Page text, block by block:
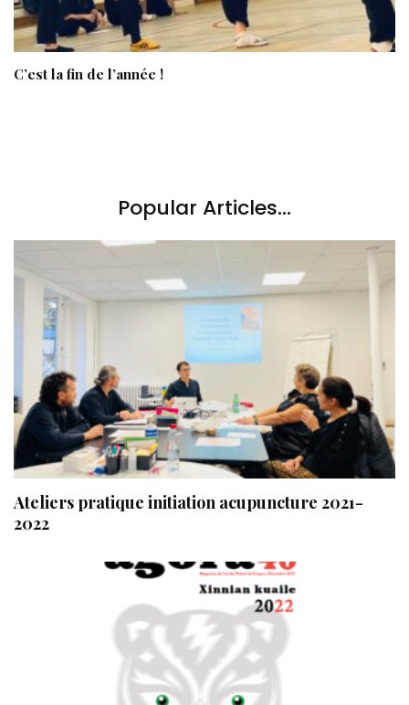
C’est la fin de l’année !
Popular Articles...
Ateliers pratique initiation acupuncture 2021-
2022